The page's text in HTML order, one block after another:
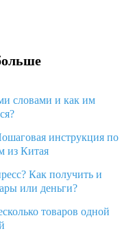
словами и как им
инструкция по
из Китая
Как получить и
или деньги?
товаров одной